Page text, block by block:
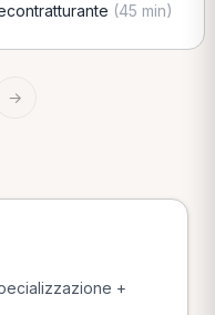
(45 min)
→
+